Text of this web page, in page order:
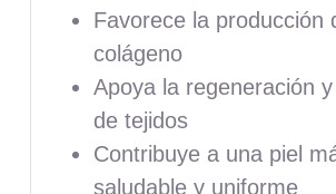
Favorece la producción
colágeno
Apoya la regeneración
de tejidos
Contribuye a una piel
saludable y uniforme